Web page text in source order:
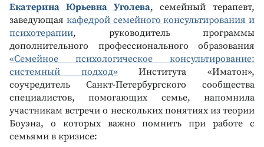
Екатерина Юрьевна Уголева, семейный терапевт,
заведующая кафедрой семейного консультирования и
психотерапии, руководитель программы
дополнительного профессионального образования
«Семейное психологическое консультирование:
системный подход»Института «Иматон»,
соучредитель Санкт-Петербургского сообщества
специалистов, помогающих семье, напомнила
участникам встречи о нескольких понятиях из теории
Боуэна, о которых важно помнить при работе с
семьями в кризисе: